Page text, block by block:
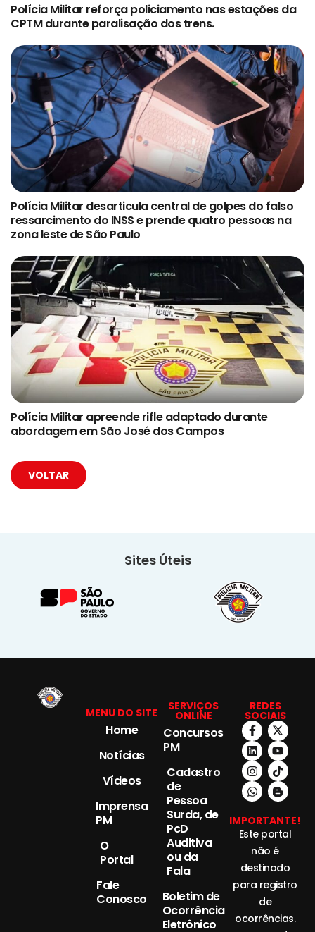
Polícia Militar reforça policiamento nas estações da
CPTM durante paralisação dos trens.
Polícia Militar desarticula central de golpes do falso
ressarcimento do INSS e prende quatro pessoas na
zona leste de São Paulo
Polícia Militar apreende rifle adaptado durante
abordagem em São José dos Campos
VOLTAR
Sites Úteis
MENU DO SITE
Home
Notícias
Vídeos
Imprensa
PM
O
Portal
Fale
Conosco
SERVIÇOS
ONLINE
Concursos
PM
Cadastro
de
Pessoa
Surda, de
PcD
Auditiva
ou da
Fala
Boletim de
Ocorrência
Eletrônico
REDES
SOCIAIS
IMPORTANTE!
Este portal
não é
destinado
para registro
de
ocorrências.